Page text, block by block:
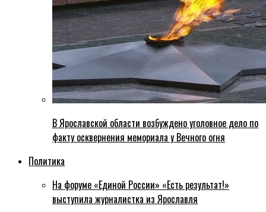
В Ярославской области возбуждено уголовное дело по
факту осквернения мемориала у Вечного огня
Политика
На форуме «Единой России» «Есть результат!»
выступила журналистка из Ярославля